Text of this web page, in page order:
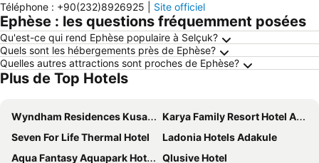
Téléphone : +90(232)8926925 Site officiel
Ephèse : les questions fréquemment posées
Qu'est-ce qui rend Ephèse populaire à Selçuk?
Quels sont les hébergements près de Ephèse?
Quelles autres attractions sont proches de Ephèse?
Plus de Top Hotels
Wyndham Residences Kusadasi Golf & Spa
Karya Family Resort Hotel All Inclusive
Seven For Life Thermal Hotel
Ladonia Hotels Adakule
Aqua Fantasy Aquapark Hotel & Spa - Ultra All Inclusive
Qlusive Hotel